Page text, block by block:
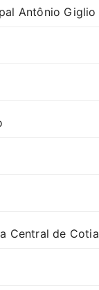
Antônio Giglio
Central de Cotia